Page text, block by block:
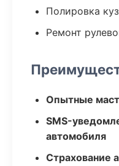
Полировка
Ремонт
Опытные
SMS-
автомобиля
Страхование